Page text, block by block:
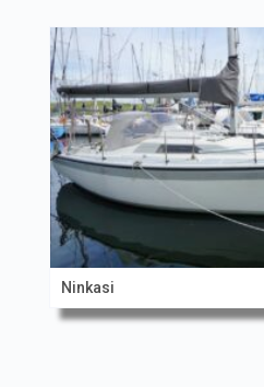
Ninkasi